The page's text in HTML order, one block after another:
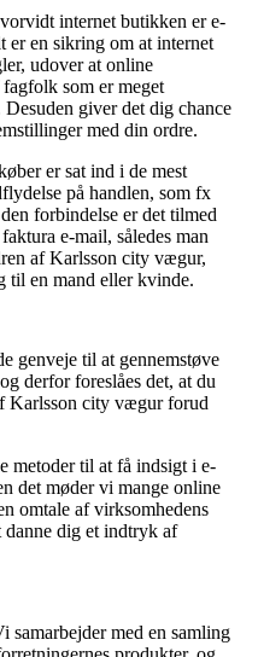
internet butikken er e-
er en sikring om at internet
udover at online
som er meget
giver det dig chance
med din ordre.
er sat ind i de mest
på handlen, som fx
forbindelse er det tilmed
e-mail, således man
af Karlsson city vægur,
til en mand eller kvinde.
genveje til at gennemstøve
derfor foreslåes det, at du
Karlsson city vægur forud
metoder til at få indsigt i e-
det møder vi mange online
omtale af virksomhedens
danne dig et indtryk af
samarbejder med en samling